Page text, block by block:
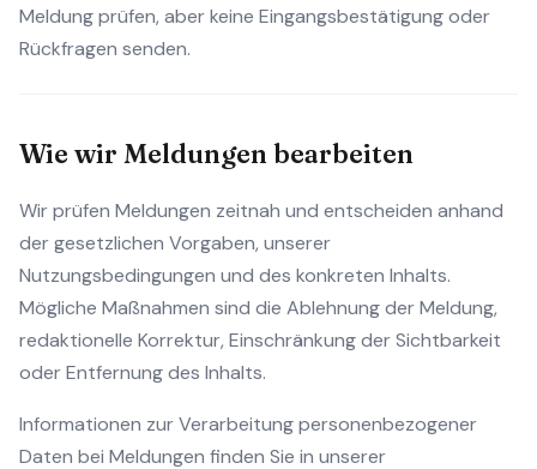
Meldung prüfen, aber keine Eingangsbestätigung oder
Rückfragen senden.
Wie wir Meldungen bearbeiten
Wir prüfen Meldungen zeitnah und entscheiden anhand
der gesetzlichen Vorgaben, unserer
Nutzungsbedingungen und des konkreten Inhalts.
Mögliche Maßnahmen sind die Ablehnung der Meldung,
redaktionelle Korrektur, Einschränkung der Sichtbarkeit
oder Entfernung des Inhalts.
Informationen zur Verarbeitung personenbezogener
Daten bei Meldungen finden Sie in unserer